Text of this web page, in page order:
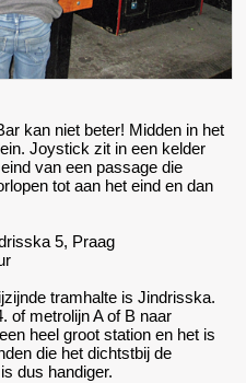
kan niet beter! Midden in het
Joystick zit in een kelder
van een passage die
tot aan het eind en dan
5, Praag
tramhalte is Jindrisska.
of metrolijn A of B naar
heel groot station en het is
die het dichtstbij de
dus handiger.